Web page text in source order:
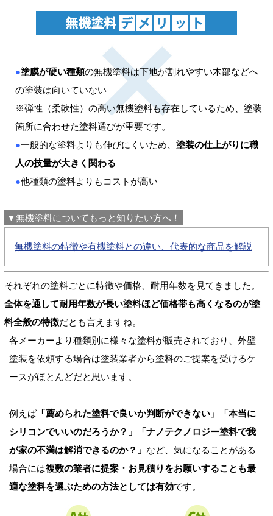
●塗膜が硬い種類の無機塗料は下地が割れやすい木部などへ
の塗装は向いていない
※弾性（柔軟性）の高い無機塗料も存在しているため、塗装
箇所に合わせた塗料選びが重要です。
●一般的な塗料よりも伸びにくいため、 塗装の仕上がりに職
人の技量が大きく関わる
●他種類の塗料よりもコストが高い
▼無機塗料についてもっと知りたい方へ！
無機塗料の特徴や有機塗料との違い、代表的な商品を解説
それぞれの塗料ごとに特徴や価格、耐用年数を見てきました。
全体を通して耐用年数が長い塗料ほど価格帯も高くなるのが塗
料全般の特徴だとも言えますね。
各メーカーより種類別に様々な塗料が販売されており、外壁
塗装を依頼する場合は塗装業者から塗料のご提案を受けるケ
ースがほとんどだと思います。
例えば「薦められた塗料で良いか判断ができない」「本当に
シリコンでいいのだろうか？」「ナノテクノロジー塗料で我
が家の不満は解消できるのか？」 など、気になることがある
場合には複数の業者に提案・お見積りをお願いすることも最
適な塗料を選ぶための方法としては有効です。